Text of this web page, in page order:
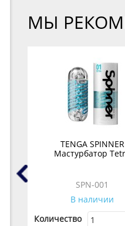
МЫ
TENGA SPINNER
Мастурбатор
SPN-001
В наличии
Количество